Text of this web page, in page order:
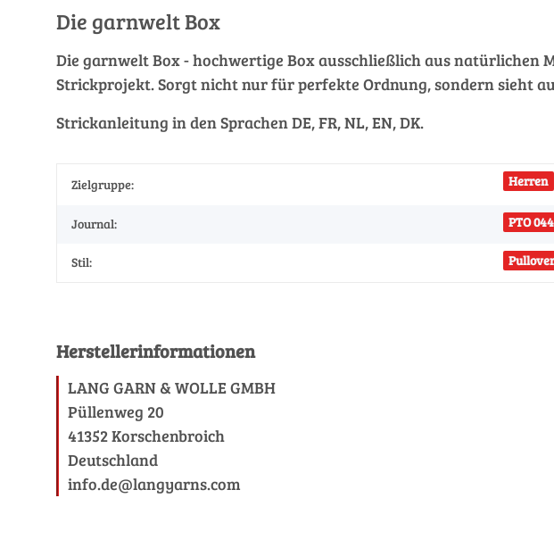
Die garnwelt Box
Die garnwelt Box - hochwertige Box ausschließlich aus
Strickprojekt. Sorgt nicht nur für perfekte Ordnung, sondern sieht
Strickanleitung in den Sprachen DE, FR, NL, EN, DK.
Zielgruppe: Herren
Journal: PTO 044
Stil:
Herstellerinformationen
LANG GARN & WOLLE GMBH
Püllenweg 20
41352 Korschenbroich
Deutschland
info.de@langyarns.com